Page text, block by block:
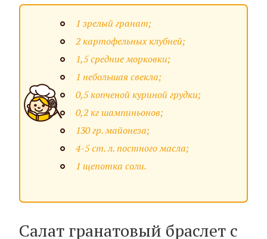
1 зрелый гранат;
2 картофельных клубней;
1,5 средние морковки;
1 небольшая свекла;
0,5 копченой куриной грудки;
0,2 кг шампиньонов;
130 гр. майонеза;
4-5 ст. л. постного масла;
1 щепотка соли.
Салат гранатовый браслет с